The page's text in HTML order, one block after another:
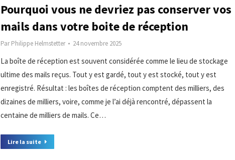
Pourquoi vous ne devriez pas conserver vos
mails dans votre boite de réception
ParPhilippe Helmstetter 24 novembre 2025
La boîte de réception est souvent considérée comme le lieu de stockage
ultime des mails reçus. Tout y est gardé, tout y est stocké, tout y est
enregistré. Résultat : les boîtes de réception comptent des milliers, des
dizaines de milliers, voire, comme je l’ai déjà rencontré, dépassent la
centaine de milliers de mails. Ce…
Lire la suite